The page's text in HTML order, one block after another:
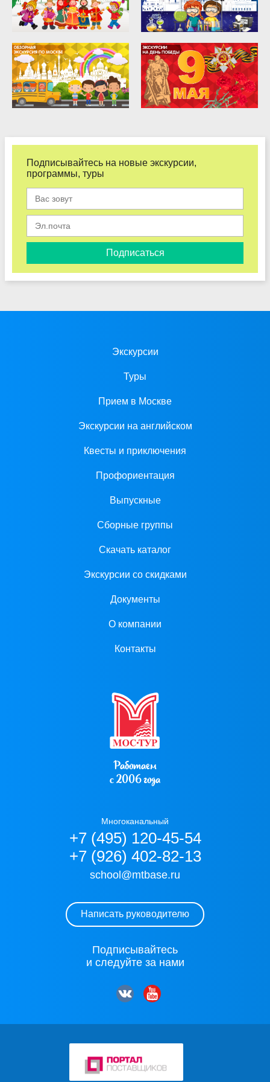
Подписывайтесь на новые экскурсии,
программы, туры
Подписаться
Экскурсии
Туры
Прием в Москве
Экскурсии на английском
Квесты и приключения
Профориентация
Выпускные
Сборные группы
Скачать каталог
Экскурсии со скидками
Документы
О компании
Контакты
Работаем
с 2006 года
Многоканальный
+7 (495) 120-45-54
+7 (926) 402-82-13
school@mtbase.ru
Написать руководителю
Подписывайтесь
и следуйте за нами